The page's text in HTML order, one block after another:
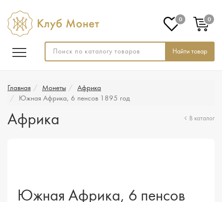
Найти товар
0 0
Главная Монеты
Африка
Южная Африка, 6 пенсов 1895 год
Африка В каталог
Южная Африка, 6 пенсов